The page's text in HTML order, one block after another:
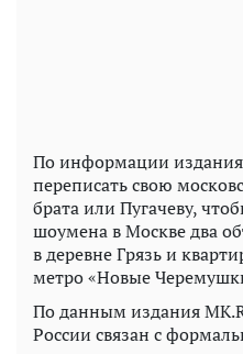
По информации
переписать свою
брата или Пугачеву,
шоумена в Москве два
в деревне Грязь и
метро «Новые
По данным издания
России связан с